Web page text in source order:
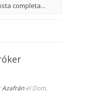
completa...
Azafránel Dom,